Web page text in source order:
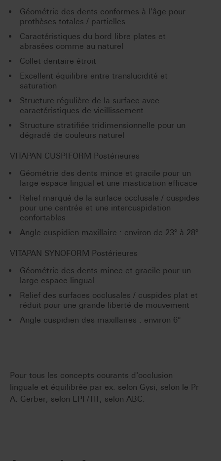
Géométrie des dents conformes à l'âge pour
prothèses totales / partielles
Caractéristiques du bord libre plates et
abrasées comme au naturel
Collet dentaire étroit
Excellent équilibre entre translucidité et
saturation
Structure régulière de la surface avec
caractéristiques de vieillissement
Structure stratifiée tridimensionnelle pour un
dégradé de couleurs naturel
VITAPAN CUSPIFORM Postérieures
Géométrie des dents mince et gracile pour un
large espace lingual et une mastication efficace
Relief marqué de la surface occlusale / cuspides
pour une centrée et une intercuspidation
confortables
Angle cuspidien maxillaire : environ de 23° à 28°
VITAPAN SYNOFORM Postérieures
Géométrie des dents mince et gracile pour un
large espace lingual
Relief des surfaces occlusales / cuspides plat et
réduit pour une grande liberté de mouvement
Angle cuspidien des maxillaires : environ 6°
Pour tous les concepts courants d'occlusion
linguale et équilibrée par ex. selon Gysi, selon le Pr
A. Gerber, selon EPF/TIF, selon ABC.